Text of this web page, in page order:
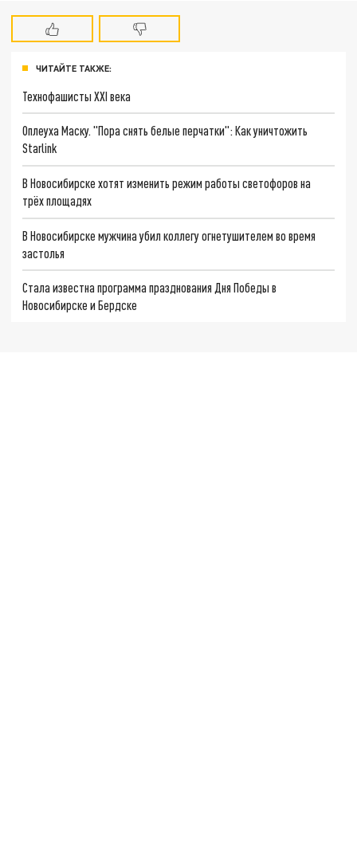
ЧИТАЙТЕ ТАКЖЕ:
Технофашисты XXI века
Оплеуха Маску. "Пора снять белые перчатки": Как уничтожить
Starlink
В Новосибирске хотят изменить режим работы светофоров на
трёх площадях
В Новосибирске мужчина убил коллегу огнетушителем во время
застолья
Стала известна программа празднования Дня Победы в
Новосибирске и Бердске